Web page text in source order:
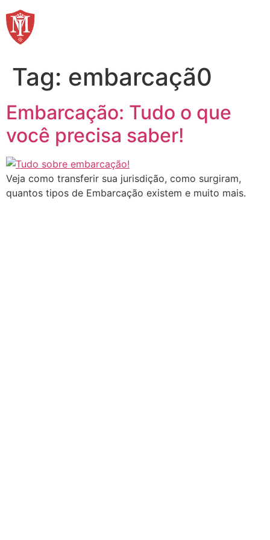
para
Tag: embarcaçã0
Embarcação: Tudo o que
você precisa saber!
Veja como transferir sua jurisdição, como surgiram,
quantos tipos de Embarcação existem e muito mais.